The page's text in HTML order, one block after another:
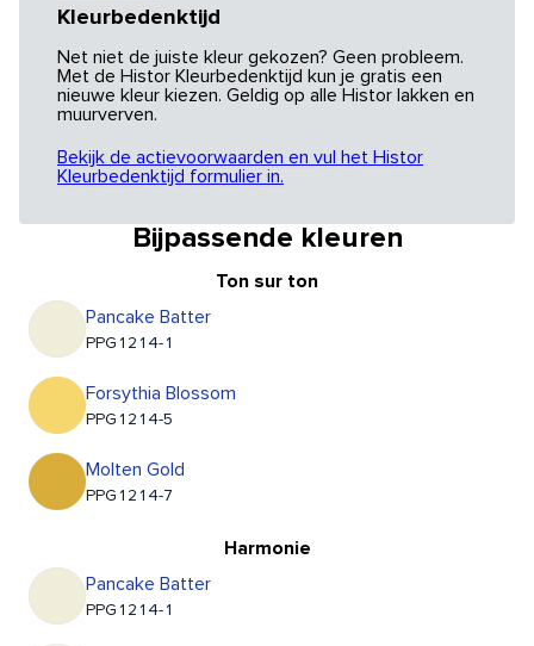
Kleurbedenktijd
Net niet de juiste kleur gekozen? Geen probleem.
Met de Histor Kleurbedenktijd kun je gratis een
nieuwe kleur kiezen. Geldig op alle Histor lakken en
muurverven.
Bekijk de actievoorwaarden en vul het Histor
Kleurbedenktijd formulier in.
Bijpassende kleuren
Ton sur ton
Pancake Batter
PPG1214-1
Forsythia Blossom
PPG1214-5
Molten Gold
PPG1214-7
Harmonie
Pancake Batter
PPG1214-1